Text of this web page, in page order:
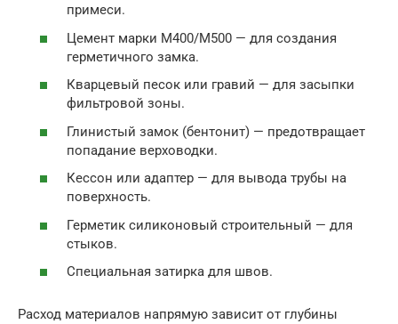
примеси.
Цемент марки М400/М500 — для создания
герметичного замка.
Кварцевый песок или гравий — для засыпки
фильтровой зоны.
Глинистый замок (бентонит) — предотвращает
попадание верховодки.
Кессон или адаптер — для вывода трубы на
поверхность.
Герметик силиконовый строительный — для
стыков.
Специальная затирка для швов.
Расход материалов напрямую зависит от глубины